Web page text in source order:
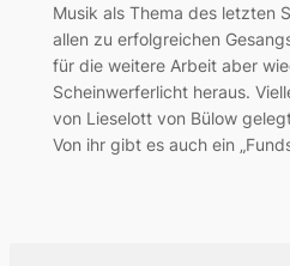
Musik als Thema des letzten
allen zu erfolgreichen
für die weitere Arbeit aber
Scheinwerferlicht heraus.
von Lieselott von Bülow
Von ihr gibt es auch ein